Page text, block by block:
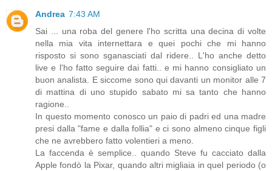
Andrea 7:43 AM
Sai ... una roba del genere l'ho scritta una decina di volte
nella mia vita internettara e quei pochi che mi hanno
risposto si sono sganasciati dal ridere.. L'ho anche detto
live e l'ho fatto seguire dai fatti.. e mi hanno consigliato un
buon analista. E siccome sono qui davanti un monitor alle 7
di mattina di uno stupido sabato mi sa tanto che hanno
ragione..
In questo momento conosco un paio di padri ed una madre
presi dalla "fame e dalla follia" e ci sono almeno cinque figli
che ne avrebbero fatto volentieri a meno.
La faccenda è semplice.. quando Steve fu cacciato dalla
Apple fondò la Pixar, quando altri migliaia in quel periodo (o